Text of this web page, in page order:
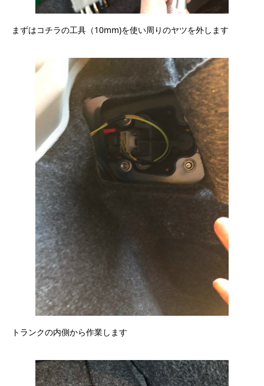
まずはコチラの工具（10mm)を使い周りのヤツを外します
トランクの内側から作業します